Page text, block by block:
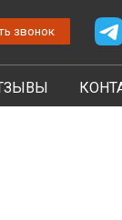
+7 (911) 747-89-
22
Написать нам